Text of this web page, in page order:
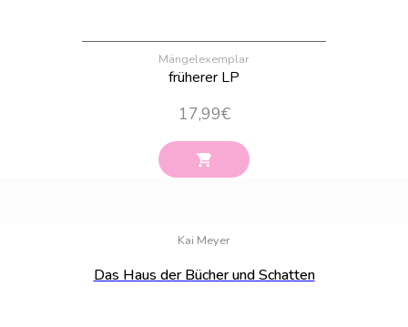
Mängelexemplar
früherer LP
17,99€
Kai Meyer
Das Haus der Bücher und Schatten